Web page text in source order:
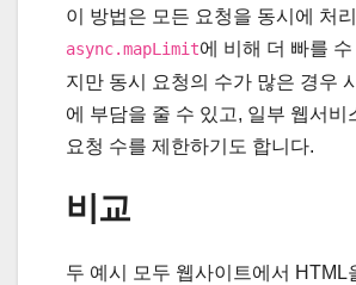
이 방법은 모든 요청을 동시에 처
async.mapLimit에 비해 더 빠를
지만 동시 요청의 수가 많은 경우
에 부담을 줄 수 있고, 일부 웹서비
요청 수를 제한하기도 합니다.
비교
두 예시 모두 웹사이트에서 HTML